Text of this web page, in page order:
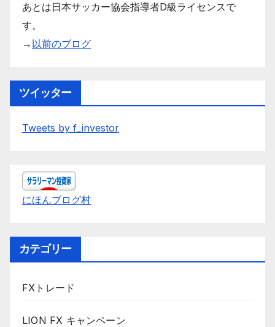
あとは日本サッカー協会指導者D級ライセンスで
す。
→ 以前のブログ
ツイッター
Tweets by f_investor
にほんブログ村
カテゴリー
FXトレード
LION FX キャンペーン